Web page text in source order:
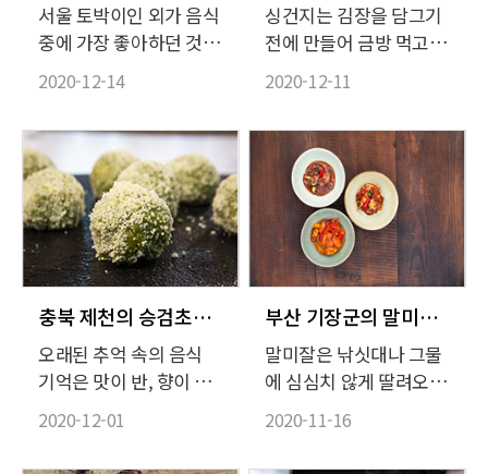
서울 토박이인 외가 음식
중에 가장 좋아하던 것은
겨울에 끓여먹는 곱창배
춧국이다. 집집마다 김장
하는 날에 먹는 음식은
대개 정해져 있게 마련인
데 외할머니도, 어머니도
김장하는 날에는 꼭 곱창
배춧국을 한 솥씩 끓여내
셨다.
2020-12-14
싱건지는 김장을 담그기
전에 만들어 금방 먹고
치우는 김치다. 국물의
간을 세지 않게 해서 담
그자마자 금방 익혀 국물
도 먹고, 무도 건져 먹다
가 군내가 나기 시작하면
찬거리로 요긴하게 쓴다.
통마늘, 생강, 삭힌 고추
를 베보자기에 싸서 독
한구석에 박아 넣으면 국
물이 탁해지지 않고 맑
다. 기호에 따라 나박김
치 담그듯 고춧가루를 좀
섞어 불그스름하게 색을
내기도 한다.
2020-12-11
충북 제천의 승검초단자와 수수무조청
오래된 추억 속의 음식
기억은 맛이 반, 향이 반
이다. 대한민국 식품명인
52호인 이연순 씨가 만드
는 승검초단자도 어린 시
2020-12-01
부산 기장군의 말미잘탕과 생선찜, 군소 산적
말미잘은 낚싯대나 그물
에 심심치 않게 딸려오는
통에 오랫동안 골칫거리
로 여겨져 왔다. 잘못 만
지면 촉수로 독을 쏘아대
2020-11-16